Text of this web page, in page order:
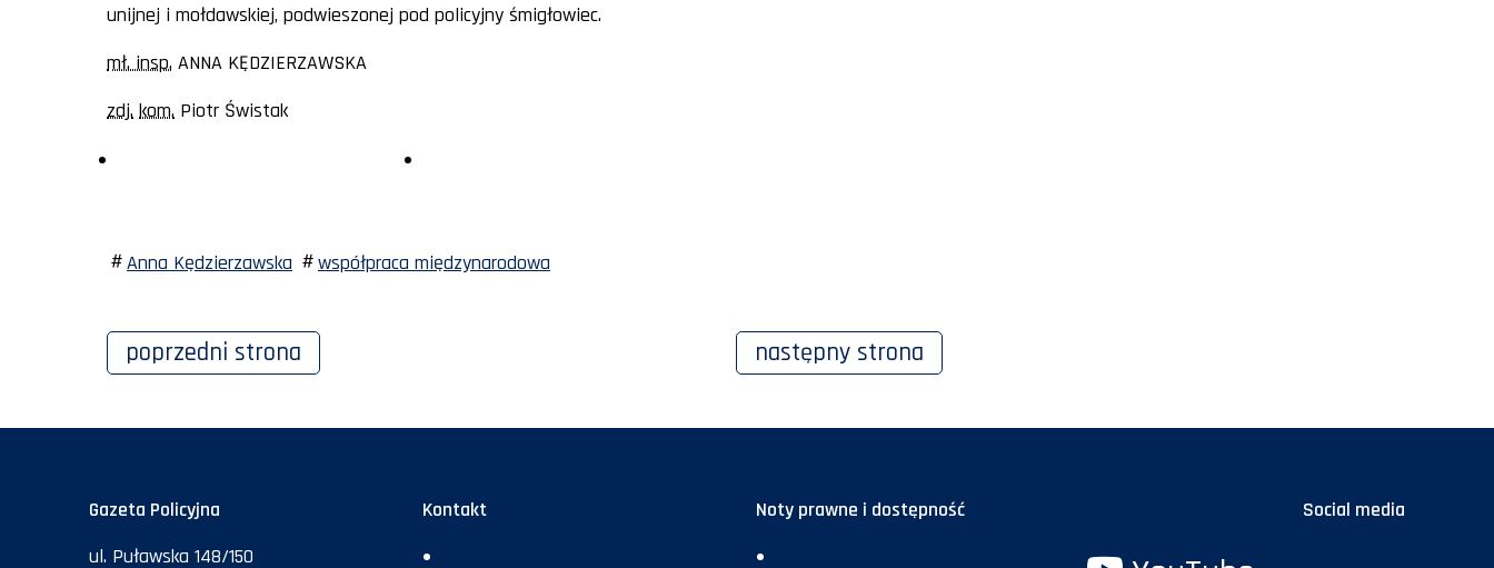
unijnej i mołdawskiej, podwieszonej pod policyjny śmigłowiec.
mł. insp. ANNA KĘDZIERZAWSKA
zdj. kom. Piotr Świstak
Anna Kędzierzawska współpraca międzynarodowa
poprzedni strona następny strona
Gazeta Policyjna
ul. Puławska 148/150
Kontakt Noty prawne i dostępność Social media